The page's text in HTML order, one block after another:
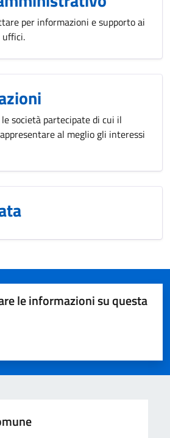
per informazioni e supporto ai
uffici.
società partecipate di cui il
al meglio gli interessi
le informazioni su questa
5 stelle su 5
su 5
su 5
5